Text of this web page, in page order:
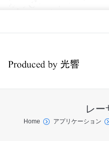
レ
Home アプリケーション